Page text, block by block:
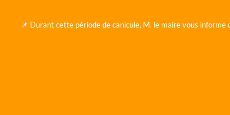
📌 Durant cette période de canicule, M. le maire vous